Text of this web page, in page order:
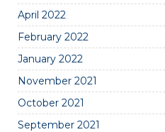
April 2022
February 2022
January 2022
November 2021
October 2021
September 2021